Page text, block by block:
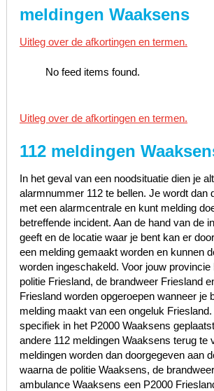
meldingen Waaksens
Uitleg over de afkortingen en termen.
No feed items found.
Uitleg over de afkortingen en termen.
112 meldingen
In het geval van een noodsituatie dien je
alarmnummer 112 te bellen. Je wordt dan
met een alarmcentrale en kunt melding
betreffende incident. Aan de hand van de
geeft en de locatie waar je bent kan er
een melding gemaakt worden en kunnen
worden ingeschakeld. Voor jouw provincie
politie Friesland, de brandweer Friesland
Friesland worden opgeroepen wanneer je
melding maakt van een ongeluk
specifiek in het P2000 Waaksens
andere 112 meldingen Waaksens terug te
meldingen worden dan doorgegeven aan
waarna de politie Waaksens, de
ambulance Waaksens een P2000